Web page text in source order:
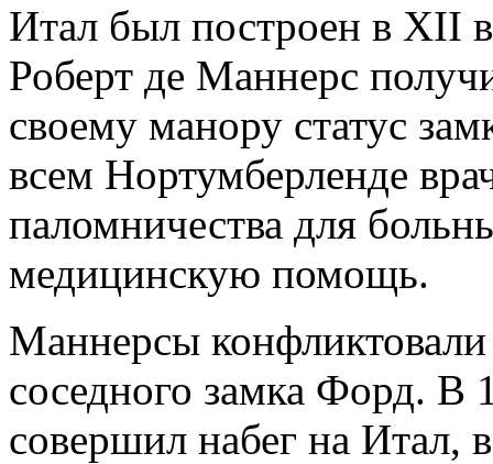
Итал был построен в XII
Роберт де Маннерс
своему манору статус
всем Нортумберленде
паломничества для
медицинскую помощь.
Маннерсы
соседного замка Форд. В
совершил набег на Итал,